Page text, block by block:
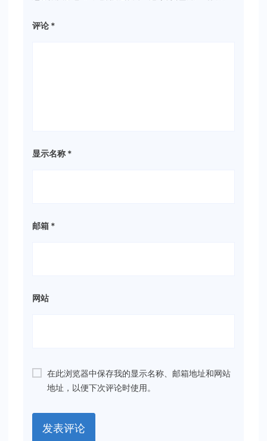
评论 *
显示名称 *
邮箱 *
网站
在此浏览器中保存我的显示名称、邮箱地址和网站
地址，以便下次评论时使用。